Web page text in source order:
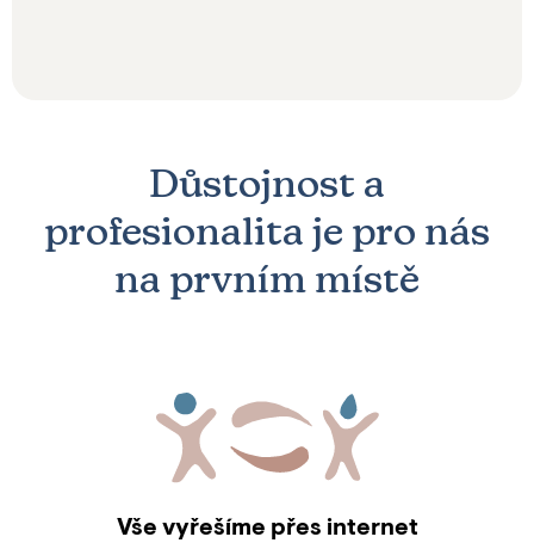
Důstojnost a
profesionalita je pro nás
na prvním místě
Vše vyřešíme přes internet